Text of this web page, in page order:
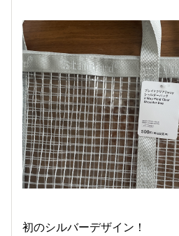
初のシルバーデザイン！